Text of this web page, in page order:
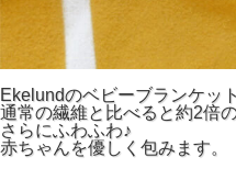
Ekelundのベビーブランケッ
通常の繊維と比べると約2倍
さらにふわふわ♪
赤ちゃんを優しく包みます。